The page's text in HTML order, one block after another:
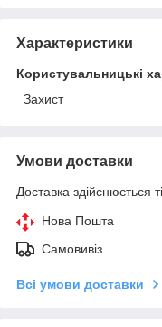
Характеристики
Користувальницькі
Захист
Умови доставки
Доставка здійснюється
Нова Пошта
Самовивіз
Всі умови доставки